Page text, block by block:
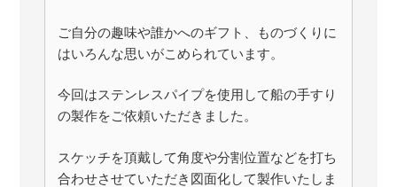
ご自分の趣味や誰かへのギフト、ものづくりに
はいろんな思いがこめられています。
今回はステンレスパイプを使用して船の手すり
の製作をご依頼いただきました。
スケッチを頂戴して角度や分割位置などを打ち
合わせさせていただき図面化して製作いたしま